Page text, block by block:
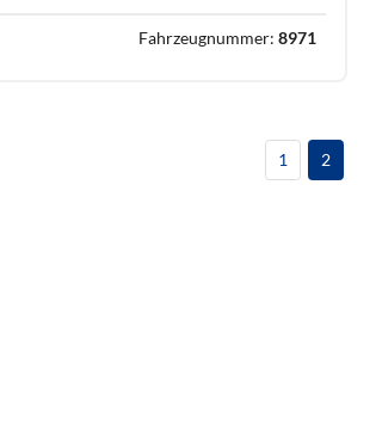
Fahrzeugnummer: 8971
1 2